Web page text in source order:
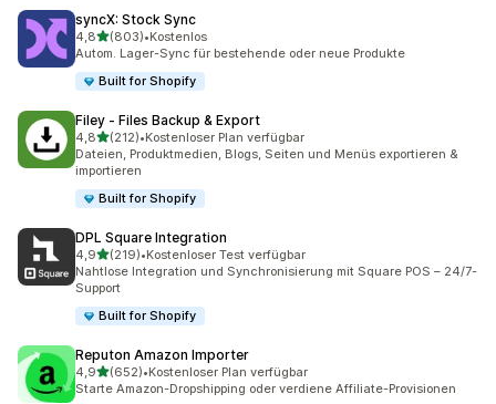
syncX: Stock Sync
4,8von 5 Sternen
(803)
803 Rezensionen insgesamt
•Kostenlos
Autom. Lager-Sync für bestehende oder neue Produkte
Built for Shopify
Filey ‑ Files Backup & Export
4,8von 5 Sternen
(212)
212 Rezensionen insgesamt
•Kostenloser Plan verfügbar
Dateien, Produktmedien, Blogs, Seiten und Menüs exportieren &
importieren
Built for Shopify
DPL Square Integration
4,9von 5 Sternen
(219)
219 Rezensionen insgesamt
•Kostenloser Test verfügbar
Nahtlose Integration und Synchronisierung mit Square POS – 24/7-
Support
Built for Shopify
Reputon Amazon Importer
4,9von 5 Sternen
(652)
652 Rezensionen insgesamt
•Kostenloser Plan verfügbar
Starte Amazon-Dropshipping oder verdiene Affiliate-Provisionen